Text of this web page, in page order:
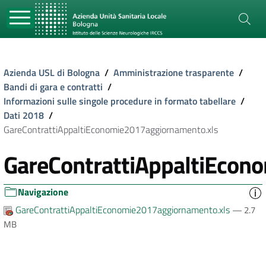
Azienda USL di Bologna / Amministrazione trasparente /
Bandi di gara e contratti /
Informazioni sulle singole procedure in formato tabellare /
Dati 2018 /
GareContrattiAppaltiEconomie2017aggiornamento.xls
Navigazione
GareContrattiAppaltiEconomie2017aggiornamento.xls — 2.7
MB